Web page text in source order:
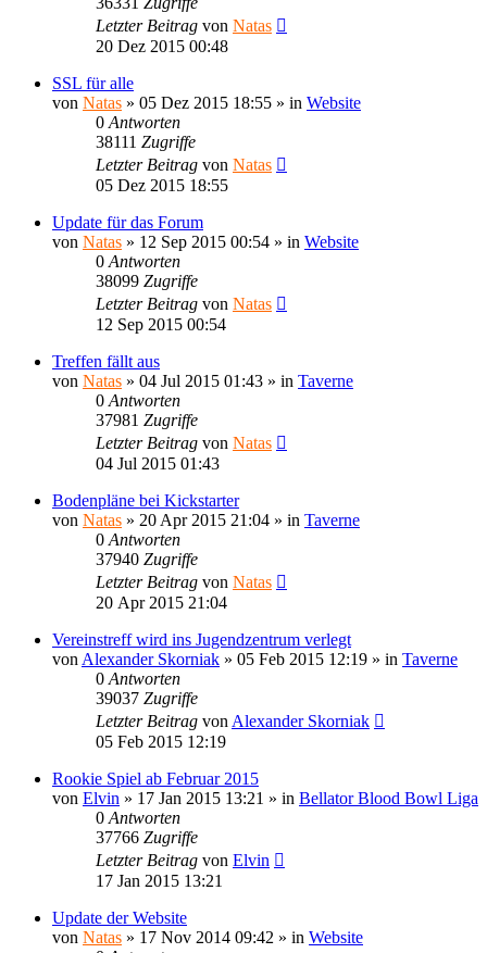
Letzter Beitrag von Natas
20 Dez 2015 00:48
SSL für alle
von Natas » 05 Dez 2015 18:55 » in Website
0 Antworten
38111 Zugriffe
Letzter Beitrag von Natas
05 Dez 2015 18:55
Update für das Forum
von Natas » 12 Sep 2015 00:54 » in Website
0 Antworten
38099 Zugriffe
Letzter Beitrag von Natas
12 Sep 2015 00:54
Treffen fällt aus
von Natas » 04 Jul 2015 01:43 » in Taverne
0 Antworten
37981 Zugriffe
Letzter Beitrag von Natas
04 Jul 2015 01:43
Bodenpläne bei Kickstarter
von Natas » 20 Apr 2015 21:04 » in Taverne
0 Antworten
37940 Zugriffe
Letzter Beitrag von Natas
20 Apr 2015 21:04
Vereinstreff wird ins Jugendzentrum verlegt
von Alexander Skorniak » 05 Feb 2015 12:19 » in Taverne
0 Antworten
39037 Zugriffe
Letzter Beitrag von Alexander Skorniak
05 Feb 2015 12:19
Rookie Spiel ab Februar 2015
von Elvin » 17 Jan 2015 13:21 » in Bellator Blood Bowl Liga
0 Antworten
37766 Zugriffe
Letzter Beitrag von Elvin
17 Jan 2015 13:21
Update der Website
von Natas » 17 Nov 2014 09:42 » in Website